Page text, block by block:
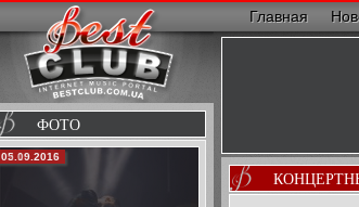
Главная
ФОТО
02.10.2015